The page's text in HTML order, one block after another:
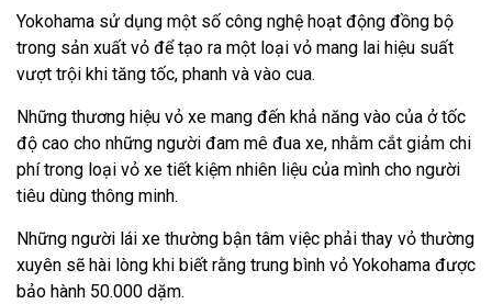
Yokohama sử dụng một số công nghệ hoạt động đồng bộ
trong sản xuất vỏ để tạo ra một loại vỏ mang lai hiệu suất
vượt trội khi tăng tốc, phanh và vào cua.
Những thương hiệu vỏ xe mang đến khả năng vào của ở tốc
độ cao cho những người đam mê đua xe, nhằm cắt giảm chi
phí trong loại vỏ xe tiết kiệm nhiên liệu của mình cho người
tiêu dùng thông minh.
Những người lái xe thường bận tâm việc phải thay vỏ thường
xuyên sẽ hài lòng khi biết rằng trung bình vỏ Yokohama được
bảo hành 50.000 dặm.